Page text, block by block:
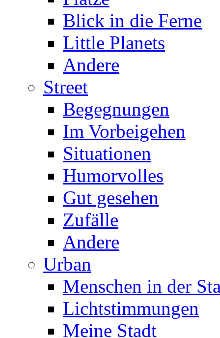
Blick in die Ferne
Little Planets
Andere
Street
Begegnungen
Im Vorbeigehen
Situationen
Humorvolles
Gut gesehen
Zufälle
Andere
Urban
Menschen in der
Lichtstimmungen
Meine Stadt